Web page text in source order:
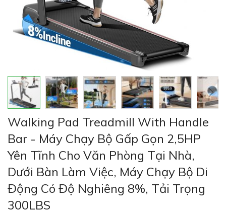
đến
phần
của
thư
hình
ảnh
Walking Pad Treadmill With Handle
Bar - Máy Chạy Bộ Gấp Gọn 2,5HP
Yên Tĩnh Cho Văn Phòng Tại Nhà,
Dưới Bàn Làm Việc, Máy Chạy Bộ Di
Động Có Độ Nghiêng 8%, Tải Trọng
300LBS